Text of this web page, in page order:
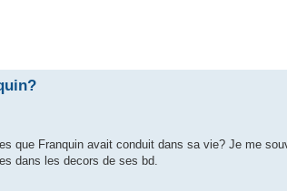
que Franquin avait conduit dans sa vie? Je me
dans les decors de ses bd.